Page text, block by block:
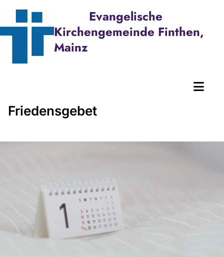
Evangelische
Kirchengemeinde Finthen,
Mainz
Friedensgebet